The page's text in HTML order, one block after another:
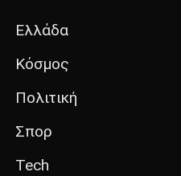
Ελλάδα
Κόσμος
Πολιτική
Σπορ
Tech